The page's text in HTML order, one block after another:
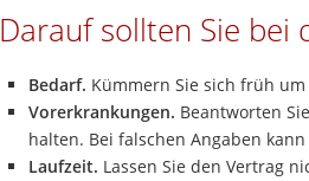
Darauf sollten Sie bei
Bedarf. Kümmern Sie sich früh
Vorerkrankungen. Beantworten
halten. Bei falschen Angaben
Laufzeit. Lassen Sie den Vertrag